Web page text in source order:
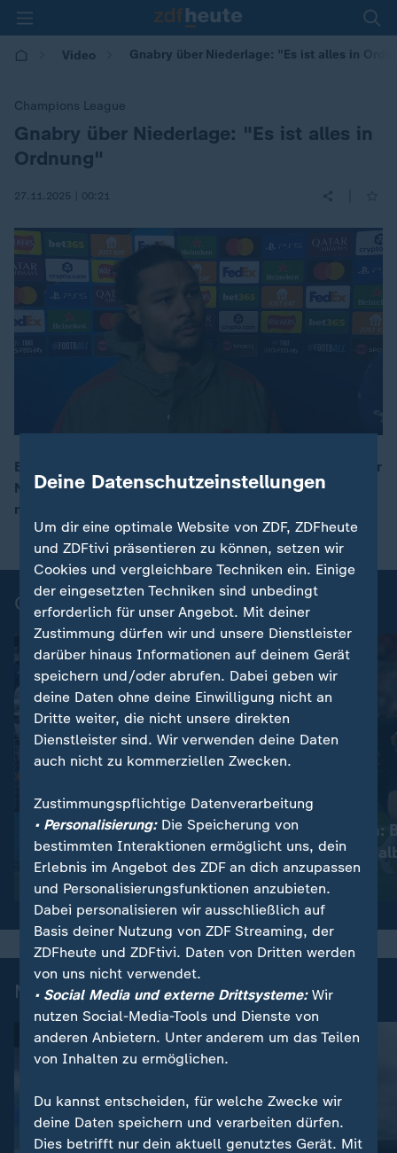
Video Gnabry über Niederlage: "Es ist alles in
Champions League
:
Gnabry über Niederlage: "Es ist alles in
Ordnung"
27.11.2025 | 00:21
Bayerns Offensivspieler Serge Gnabry spricht nach der
Niederlage gegen den FC Arsenal im ZDF-Interview
mit Reporter Nils Kaben.
Champions League - Highlights
Champions League:
PSG schlägt Arsenal im
Elfmeterschießen
Champions League
Aus der Traum:
scheitert im
Mehr News aus dem Sport
Deine Datenschutzeinstellungen
Um dir eine optimale Website von ZDF, ZDFheute
und ZDFtivi präsentieren zu können, setzen wir
Cookies und vergleichbare Techniken ein. Einige
der eingesetzten Techniken sind unbedingt
erforderlich für unser Angebot. Mit deiner
Zustimmung dürfen wir und unsere Dienstleister
darüber hinaus Informationen auf deinem Gerät
speichern und/oder abrufen. Dabei geben wir
deine Daten ohne deine Einwilligung nicht an
Dritte weiter, die nicht unsere direkten
Dienstleister sind. Wir verwenden deine Daten
auch nicht zu kommerziellen Zwecken.
Zustimmungspflichtige Datenverarbeitung
• Personalisierung:Die Speicherung von
bestimmten Interaktionen ermöglicht uns, dein
Erlebnis im Angebot des ZDF an dich anzupassen
und Personalisierungsfunktionen anzubieten.
Dabei personalisieren wir ausschließlich auf
Basis deiner Nutzung von ZDF Streaming, der
ZDFheute und ZDFtivi. Daten von Dritten werden
von uns nicht verwendet.
• Social Media und externe Drittsysteme:Wir
nutzen Social-Media-Tools und Dienste von
anderen Anbietern. Unter anderem um das Teilen
von Inhalten zu ermöglichen.
Du kannst entscheiden, für welche Zwecke wir
deine Daten speichern und verarbeiten dürfen.
Dies betrifft nur dein aktuell genutztes Gerät. Mit